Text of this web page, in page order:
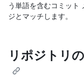
う単語を含むコミット
ジとマッチします。
リポジトリ